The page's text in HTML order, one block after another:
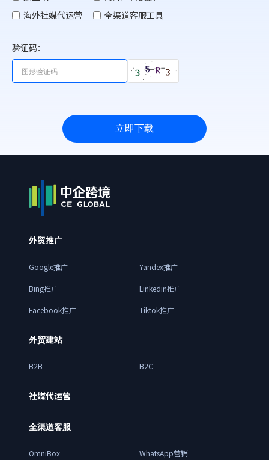
海外社媒代运营
全渠道客服工具
验证码：
立即下载
外贸推广
Google推广 Yandex推广
Bing推广 Linkedin推广
Facebook推广 Tiktok推广
外贸建站
B2B B2C
社媒代运营
全渠道客服
OmniBox WhatsApp营销